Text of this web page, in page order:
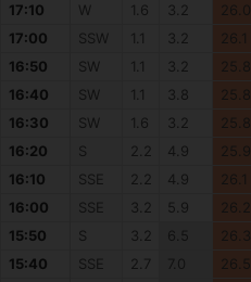
17:10
W 1.6 3.2 26.0
17:00
SSW 1.1 3.2 26.1
16:50
SW 1.1 3.2 25.8
16:40
SW 1.1 3.8 25.8
16:30
SW 1.6 3.2 25.8
16:20
S 2.2 4.9 25.9
16:10
SSE 2.2 4.9 26.1
16:00
SSE 3.2 5.9 26.2
15:50
S 3.2 6.5 26.3
15:40
SSE 2.7 7.0 26.5